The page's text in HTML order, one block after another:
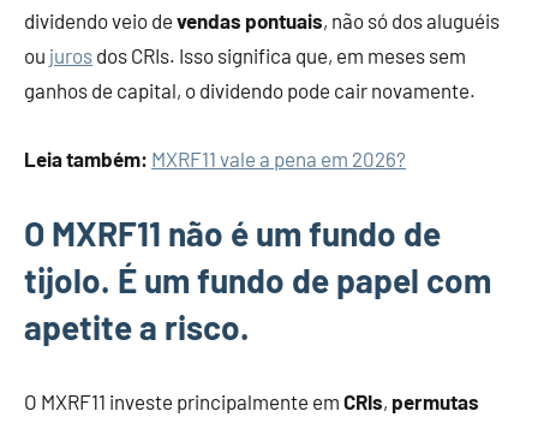
dividendo veio de vendas pontuais, não só dos aluguéis
ou juros dos CRIs. Isso significa que, em meses sem
ganhos de capital, o dividendo pode cair novamente.
Leia também: MXRF11 vale a pena em 2026?
O MXRF11 não é um fundo de
tijolo. É um fundo de papel com
apetite a risco.
O MXRF11 investe principalmente em CRIs, permutas